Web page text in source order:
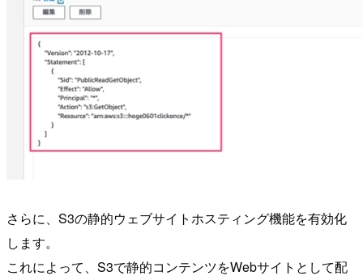
さらに、S3の静的ウェブサイトホスティング機能を有効化
します。
これによって、S3で静的コンテンツをWebサイトとして配